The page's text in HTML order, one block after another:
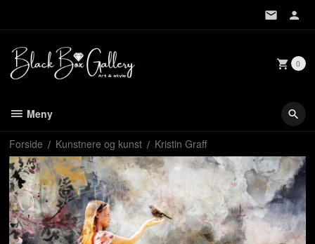
0
Meny
Forside Kunstnere og kunst Kristin Graff